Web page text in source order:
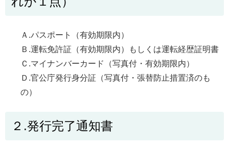
Ａ.パスポート（有効期限内）
Ｂ.運転免許証（有効期限内）もしくは運転経歴証明書
Ｃ.マイナンバーカード（写真付・有効期限内）
Ｄ.官公庁発行身分証（写真付・張替防止措置済のも
の）
２.発行完了通知書